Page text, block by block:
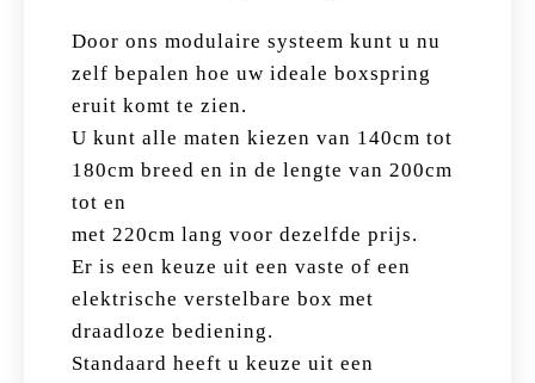
Door ons modulaire systeem kunt u nu
zelf bepalen hoe uw ideale boxspring
eruit komt te zien.
U kunt alle maten kiezen van 140cm tot
180cm breed en in de lengte van 200cm
tot en
met 220cm lang voor dezelfde prijs.
Er is een keuze uit een vaste of een
elektrische verstelbare box met
draadloze bediening.
Standaard heeft u keuze uit een